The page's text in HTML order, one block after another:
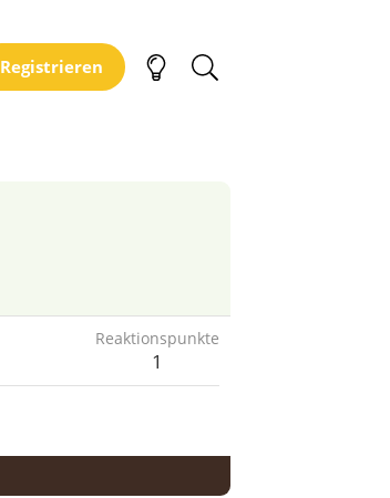
Registrieren
Reaktionspunkte
1